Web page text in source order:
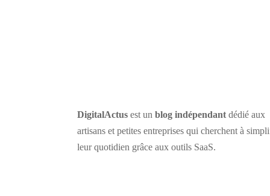
DigitalActus est un blog indépendant dédié aux
artisans et petites entreprises qui cherchent à
leur quotidien grâce aux outils SaaS.